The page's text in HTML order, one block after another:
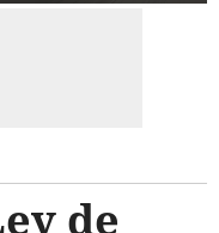
de